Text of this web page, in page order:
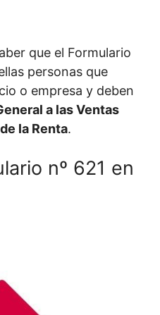
que el Formulario
personas que
o empresa y deben
a las Ventas
la Renta.
nº 621 en